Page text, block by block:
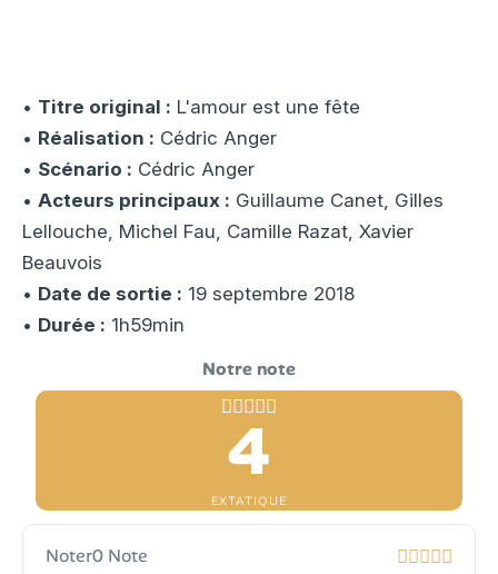
Noter0 Note
• Titre original : L'amour est une fête
• Réalisation : Cédric Anger
• Scénario : Cédric Anger
• Acteurs principaux : Guillaume Canet, Gilles
Lellouche, Michel Fau, Camille Razat, Xavier
Beauvois
• Date de sortie : 19 septembre 2018
• Durée : 1h59min
4
EXTATIQUE